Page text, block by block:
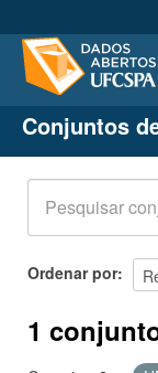
Conjuntos de
Organizações
Grupos
Sobre
Conjuntos
Ordenar por
1